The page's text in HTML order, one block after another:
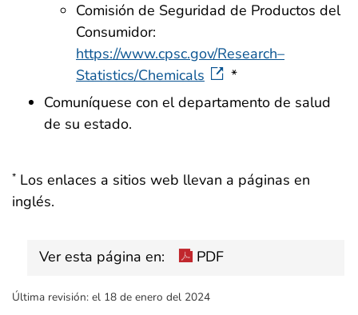
Comisión de Seguridad de Productos del
Consumidor:
https://www.cpsc.gov/Research–
Statistics/Chemicals
*
Comuníquese con el departamento de salud
de su estado.
* Los enlaces a sitios web llevan a páginas en
inglés.
Ver esta página en: PDF
Última revisión: el 18 de enero del 2024